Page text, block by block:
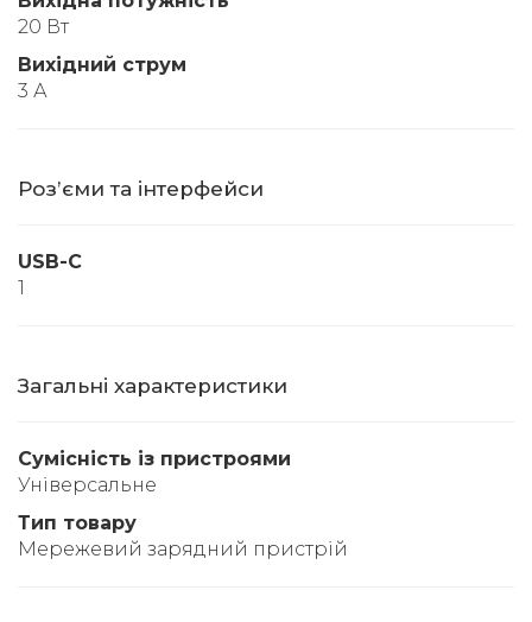
20 Вт
Вихідний струм
3 А
Розʼєми та інтерфейси
USB-C
1
Загальні характеристики
Сумісність із пристроями
Універсальне
Тип товару
Мережевий зарядний пристрій